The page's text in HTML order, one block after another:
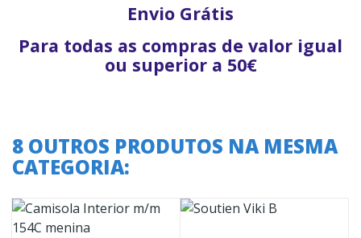
Envio Grátis
Para todas as compras de valor igual
ou superior a 50€
8 OUTROS PRODUTOS NA MESMA
CATEGORIA: